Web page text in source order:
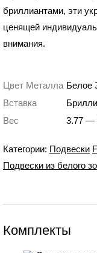
бриллиантами, эти
ценящей
внимания.
Цвет Металла Белое
Вставка
Вес
3.77 —
Категории: Подвески
Подвески из белого
Комплекты